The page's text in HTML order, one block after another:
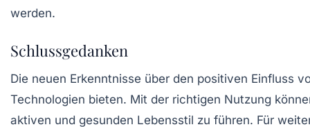
werden.
Schlussgedanken
Die neuen Erkenntnisse über den positiven Einfluss
Technologien bieten. Mit der richtigen Nutzung
aktiven und gesunden Lebensstil zu führen. Für